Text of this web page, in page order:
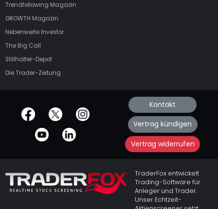
Trendfollowing Magazin
GROWTH Magazin
Nebenwerte Investor
The Big Call
Stillhalter-Depot
Die Trader-Zeitung
offizielle Social Media-Accounts Kontakt
Vertrag kündigen
Vertrag widerrufen
TraderFox entwickelt
Trading-Software für
Anleger und Trader.
Unser Echtzeit-